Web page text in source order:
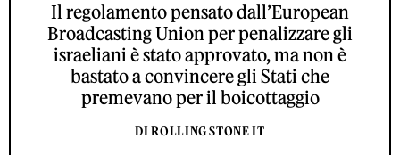
Il regolamento pensato dall’European
Broadcasting Union per penalizzare gli
israeliani è stato approvato, ma non è
bastato a convincere gli Stati che
premevano per il boicottaggio
DI ROLLING STONE IT